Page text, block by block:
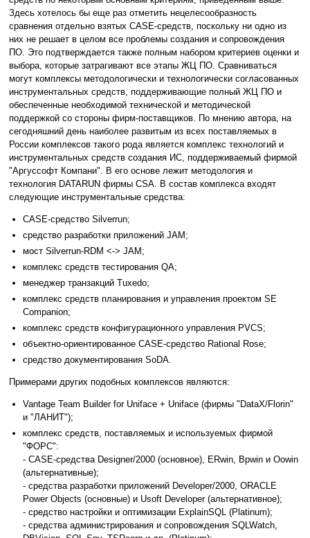
Здесь хотелось бы еще раз отметить нецелесообразность
сравнения отдельно взятых CASE-средств, поскольку ни одно из
них не решает в целом все проблемы создания и сопровождения
ПО. Это подтверждается также полным набором критериев оценки и
выбора, которые затрагивают все этапы ЖЦ ПО. Сравниваться
могут комплексы методологически и технологически согласованных
инструментальных средств, поддерживающие полный ЖЦ ПО и
обеспеченные необходимой технической и методической
поддержкой со стороны фирм-поставщиков. По мнению автора, на
сегодняшний день наиболее развитым из всех поставляемых в
России комплексов такого рода является комплекс технологий и
инструментальных средств создания ИС, поддерживаемый фирмой
"Аргуссофт Компани". В его основе лежит методология и
технология DATARUN фирмы CSA. В состав комплекса входят
следующие инструментальные средства:
CASE-средство Silverrun;
средство разработки приложений JAM;
мост Silverrun-RDM <-> JAM;
комплекс средств тестирования QA;
менеджер транзакций Tuxedo;
комплекс средств планирования и управления проектом SE
Companion;
комплекс средств конфигурационного управления PVCS;
объектно-ориентированное CASE-средство Rational Rose;
средство документирования SoDA.
Примерами других подобных комплексов являются:
Vantage Team Builder for Uniface + Uniface (фирмы "DataX/Florin"
и "ЛАНИТ");
комплекс средств, поставляемых и используемых фирмой
"ФОРС":
- CASE-средства Designer/2000 (основное), ERwin, Bpwin и Oowin
(альтернативные);
- средства разработки приложений Developer/2000, ORACLE
Power Objects (основные) и Usoft Developer (альтернативное);
- средство настройки и оптимизации ExplainSQL (Platinum);
- cредства администрирования и сопровождения SQLWatch,